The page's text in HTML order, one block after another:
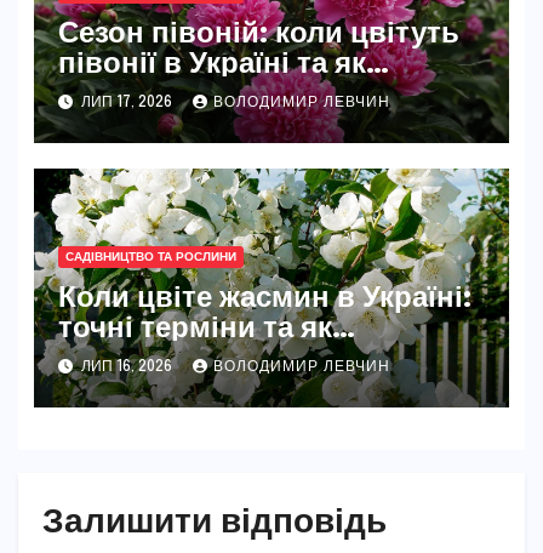
Сезон півоній: коли цвітуть
півонії в Україні та як
розкрити їхню повну красу
ЛИП 17, 2026 ВОЛОДИМИР ЛЕВЧИН
САДІВНИЦТВО ТА РОСЛИНИ
Коли цвіте жасмин в Україні:
точні терміни та як
забезпечити рясне цвітіння
ЛИП 16, 2026 ВОЛОДИМИР ЛЕВЧИН
Залишити відповідь